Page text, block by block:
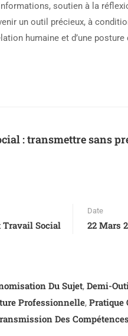
soutien à la
un outil précieux, à
humaine et d’une
: transmettre sans
Social
Date
22 Mars
Du Sujet, Demi-
Professionnelle, Pratique
Des Compétences